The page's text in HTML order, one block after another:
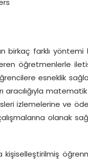
farklı yöntemi
öğretmenlerle
esneklik
izlemelerine ve
olanak
kişiselleştirilmiş